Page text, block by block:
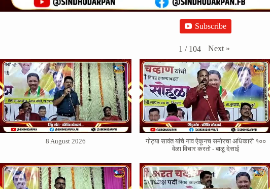
Subscribe
1 / 104 Next »
8 August 2026
गोट्या सावंत यांचे नाव ऐकूनच समोरचा अधिकारी १००
वेळा विचार करतो - बाळू देसाई